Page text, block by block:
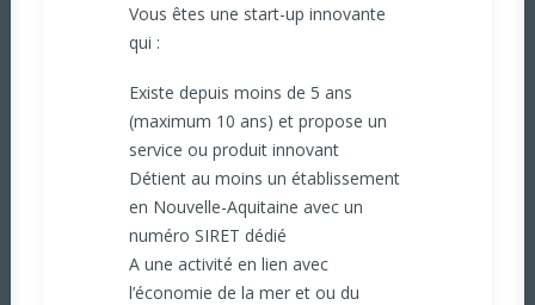
Vous êtes une start-up innovante
qui :
Existe depuis moins de 5 ans
(maximum 10 ans) et propose un
service ou produit innovant
Détient au moins un établissement
en Nouvelle-Aquitaine avec un
numéro SIRET dédié
A une activité en lien avec
l’économie de la mer et ou du